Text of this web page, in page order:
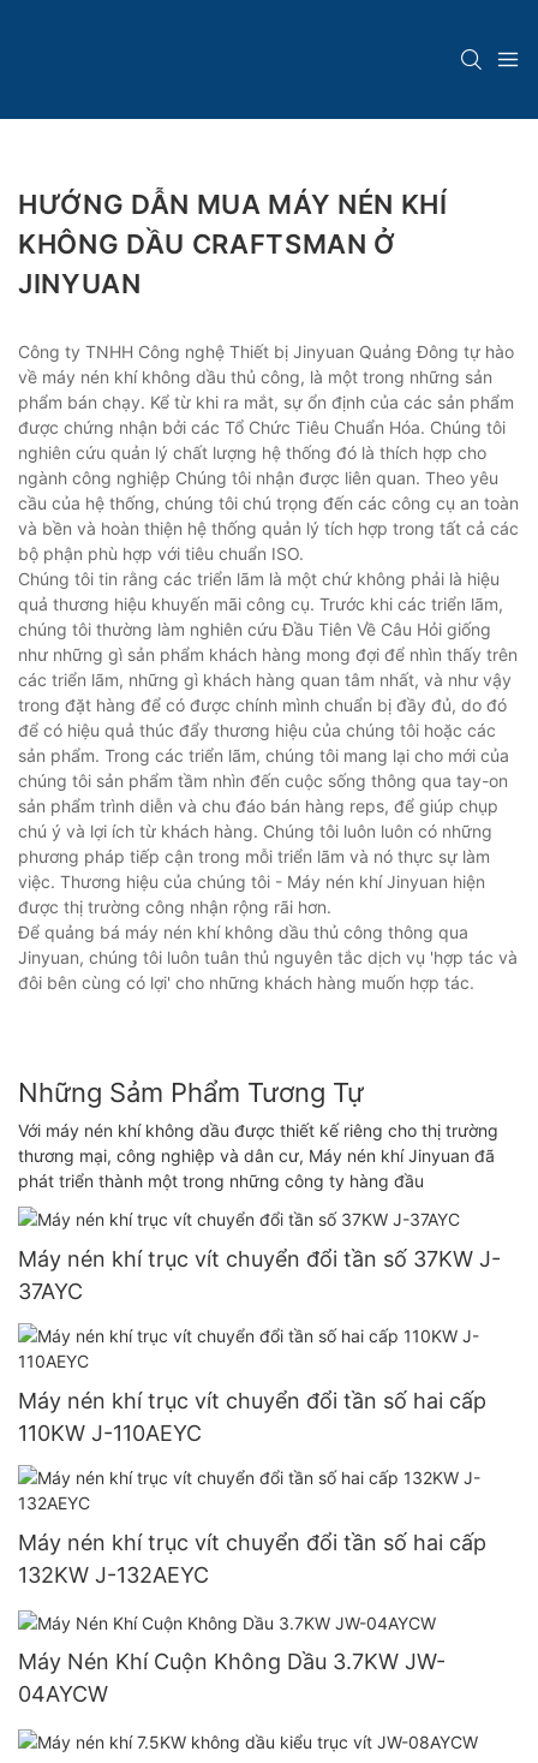
HƯỚNG DẪN MUA MÁY NÉN KHÍ
KHÔNG DẦU CRAFTSMAN Ở
JINYUAN
Công ty TNHH Công nghệ Thiết bị Jinyuan Quảng Đông tự hào
về máy nén khí không dầu thủ công, là một trong những sản
phẩm bán chạy. Kể từ khi ra mắt, sự ổn định của các sản phẩm
được chứng nhận bởi các Tổ Chức Tiêu Chuẩn Hóa. Chúng tôi
nghiên cứu quản lý chất lượng hệ thống đó là thích hợp cho
ngành công nghiệp Chúng tôi nhận được liên quan. Theo yêu
cầu của hệ thống, chúng tôi chú trọng đến các công cụ an toàn
và bền và hoàn thiện hệ thống quản lý tích hợp trong tất cả các
bộ phận phù hợp với tiêu chuẩn ISO.
Chúng tôi tin rằng các triển lãm là một chứ không phải là hiệu
quả thương hiệu khuyến mãi công cụ. Trước khi các triển lãm,
chúng tôi thường làm nghiên cứu Đầu Tiên Về Câu Hỏi giống
như những gì sản phẩm khách hàng mong đợi để nhìn thấy trên
các triển lãm, những gì khách hàng quan tâm nhất, và như vậy
trong đặt hàng để có được chính mình chuẩn bị đầy đủ, do đó
để có hiệu quả thúc đẩy thương hiệu của chúng tôi hoặc các
sản phẩm. Trong các triển lãm, chúng tôi mang lại cho mới của
chúng tôi sản phẩm tầm nhìn đến cuộc sống thông qua tay-on
sản phẩm trình diễn và chu đáo bán hàng reps, để giúp chụp
chú ý và lợi ích từ khách hàng. Chúng tôi luôn luôn có những
phương pháp tiếp cận trong mỗi triển lãm và nó thực sự làm
việc. Thương hiệu của chúng tôi - Máy nén khí Jinyuan hiện
được thị trường công nhận rộng rãi hơn.
Để quảng bá máy nén khí không dầu thủ công thông qua
Jinyuan, chúng tôi luôn tuân thủ nguyên tắc dịch vụ 'hợp tác và
đôi bên cùng có lợi' cho những khách hàng muốn hợp tác.
Những Sảm Phẩm Tương Tự
Với máy nén khí không dầu được thiết kế riêng cho thị trường
thương mại, công nghiệp và dân cư, Máy nén khí Jinyuan đã
phát triển thành một trong những công ty hàng đầu
Máy nén khí trục vít chuyển đổi tần số 37KW J-
37AYC
Máy nén khí trục vít chuyển đổi tần số hai cấp
110KW J-110AEYC
Máy nén khí trục vít chuyển đổi tần số hai cấp
132KW J-132AEYC
Máy Nén Khí Cuộn Không Dầu 3.7KW JW-
04AYCW